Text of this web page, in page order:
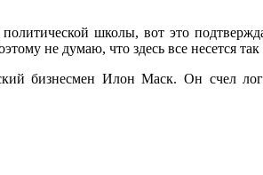
школы, вот это
не думаю, что здесь все
бизнесмен Илон Маск. Он счел